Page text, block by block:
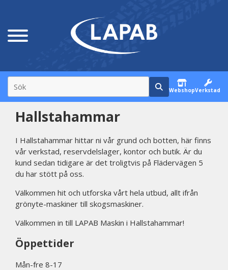
WebshopVerkstad
Hallstahammar
I Hallstahammar hittar ni vår grund och botten, här finns
vår verkstad, reservdelslager, kontor och butik. Är du
kund sedan tidigare är det troligtvis på Flädervägen 5
du har stött på oss.
Välkommen hit och utforska vårt hela utbud, allt ifrån
grönyte-maskiner till skogsmaskiner.
Välkommen in till LAPAB Maskin i Hallstahammar!
Öppettider
Mån-fre 8-17